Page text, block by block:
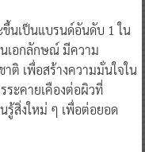
นเป็นแบรนด์อันดับ 1 ใน
เอกลักษณ์ มีความ
ติ เพื่อสร้างความมั่นใจใน
ระคายเคืองต่อผิวที่
รู้สิ่งใหม่ ๆ เพื่อต่อยอด